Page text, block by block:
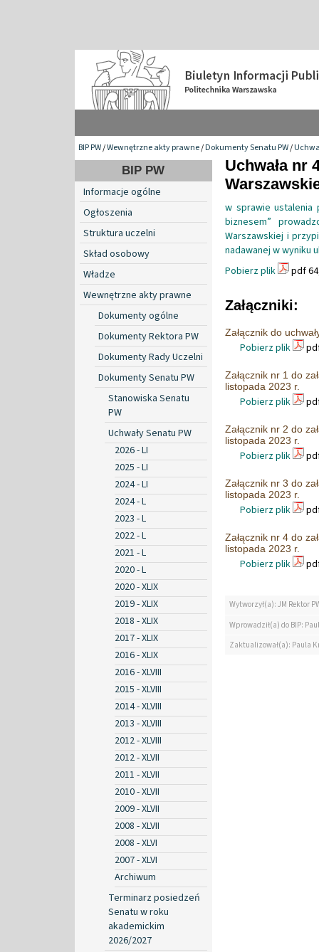
BIP PW/Wewnętrzne akty prawne/Dokumenty Senatu PW/
BIP PW
Informacje ogólne
Ogłoszenia
Struktura uczelni
Skład osobowy
Władze
Wewnętrzne akty prawne
Dokumenty ogólne
Dokumenty Rektora PW
Dokumenty Rady Uczelni
Dokumenty Senatu PW
Stanowiska Senatu
PW
Uchwały Senatu PW
2026 - LI
2025 - LI
2024 - LI
2024 - L
2023 - L
2022 - L
2021 - L
2020 - L
2020 - XLIX
2019 - XLIX
2018 - XLIX
2017 - XLIX
2016 - XLIX
2016 - XLVIII
2015 - XLVIII
2014 - XLVIII
2013 - XLVIII
2012 - XLVIII
2012 - XLVII
2011 - XLVII
2010 - XLVII
2009 - XLVII
2008 - XLVII
2008 - XLVI
2007 - XLVI
Archiwum
Terminarz posiedzeń
Senatu w roku
akademickim
2026/2027
Uchwała nr
w sprawie ustalenia
biznesem”
Warszawskiej i
nadawanej w wyniku
Pobierz plik
pdf
Załączniki:
Załącznik do
Pobierz plik
Załącznik nr 1 do
listopada 2023 r.
Pobierz plik
Załącznik nr 2 do
listopada 2023 r.
Pobierz plik
Załącznik nr 3 do
listopada 2023 r.
Pobierz plik
Załącznik nr 4 do
listopada 2023 r.
Pobierz plik
Wytworzył(a): JM Rektor
Wprowadził(a) do BIP:
Zaktualizował(a): Paula